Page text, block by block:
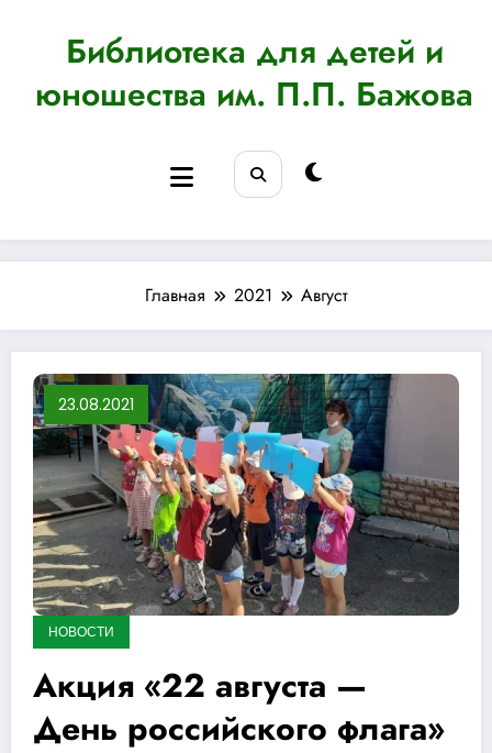
содержимомуБиблиотека для детей и
юношества им. П.П. Бажова
Главная 2021 Август
23.08.2021
НОВОСТИ
Акция «22 августа —
День российского флага»